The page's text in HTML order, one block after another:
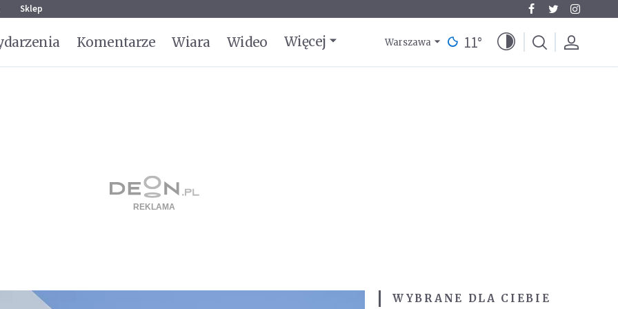
Sklep
Komentarze Wiara Wideo Więcej Warszawa 11°
WYBRANE DLA CIEBIE